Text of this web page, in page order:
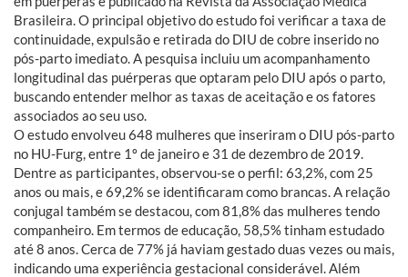
Brasileira. O principal objetivo do estudo foi verificar a taxa de
continuidade, expulsão e retirada do DIU de cobre inserido no
pós-parto imediato. A pesquisa incluiu um acompanhamento
longitudinal das puérperas que optaram pelo DIU após o parto,
buscando entender melhor as taxas de aceitação e os fatores
associados ao seu uso.
O estudo envolveu 648 mulheres que inseriram o DIU pós-parto
no HU-Furg, entre 1º de janeiro e 31 de dezembro de 2019.
Dentre as participantes, observou-se o perfil: 63,2%, com 25
anos ou mais, e 69,2% se identificaram como brancas. A relação
conjugal também se destacou, com 81,8% das mulheres tendo
companheiro. Em termos de educação, 58,5% tinham estudado
até 8 anos. Cerca de 77% já haviam gestado duas vezes ou mais,
indicando uma experiência gestacional considerável. Além